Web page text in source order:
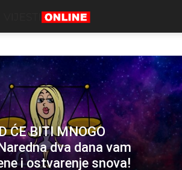
ĆE BITI MNOGO
dva dana vam
i ostvarenje snova!